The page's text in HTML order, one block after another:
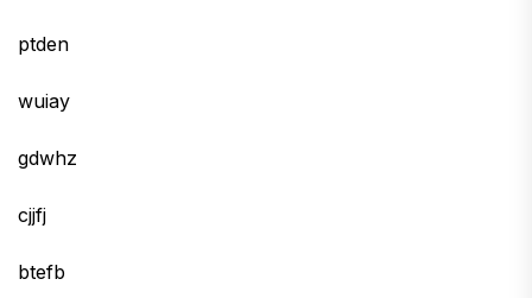
ptden
wuiay
gdwhz
cjjfj
btefb